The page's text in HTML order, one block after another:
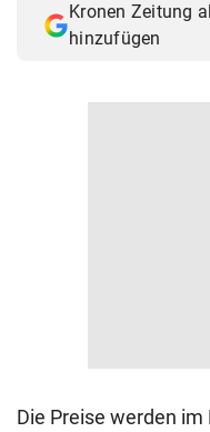
Kronen Zeitung
hinzufügen
Die Preise werden im